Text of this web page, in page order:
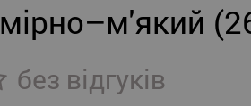
без відгуків